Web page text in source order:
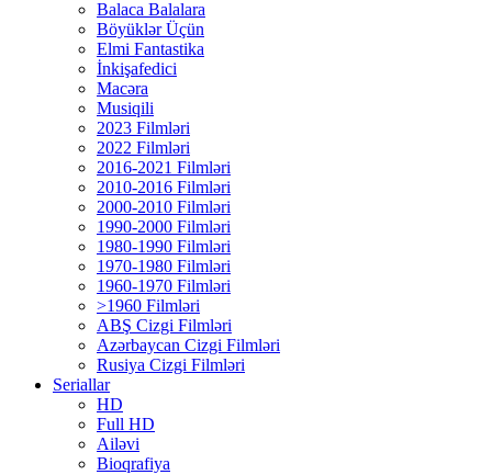
Balaca Balalara
Böyüklər Üçün
Elmi Fantastika
İnkişafedici
Macəra
Musiqili
2023 Filmləri
2022 Filmləri
2016-2021 Filmləri
2010-2016 Filmləri
2000-2010 Filmləri
1990-2000 Filmləri
1980-1990 Filmləri
1970-1980 Filmləri
1960-1970 Filmləri
>1960 Filmləri
ABŞ Cizgi Filmləri
Azərbaycan Cizgi Filmləri
Rusiya Cizgi Filmləri
Seriallar
HD
Full HD
Ailəvi
Bioqrafiya